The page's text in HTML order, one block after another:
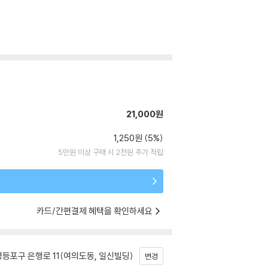
21,000원
1,250원 (5%)
5만원 이상 구매 시 2천원 추가 적립
카드/간편결제 혜택을 확인하세요
포구 은행로 11(여의도동, 일신빌딩) 변경